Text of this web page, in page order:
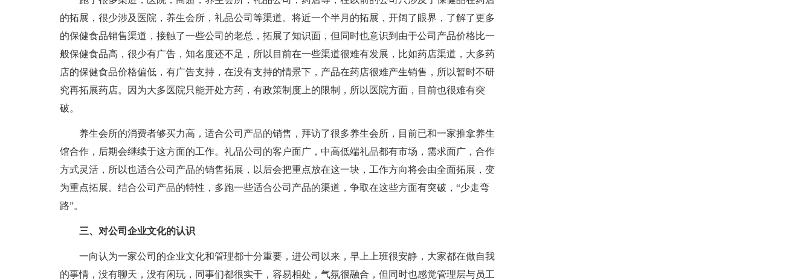
的拓展，很少涉及医院，养生会所，礼品公司等渠道。将近一个半月的拓展，开阔了眼界，了解了更多
的保健食品销售渠道，接触了一些公司的老总，拓展了知识面，但同时也意识到由于公司产品价格比一
般保健食品高，很少有广告，知名度还不足，所以目前在一些渠道很难有发展，比如药店渠道，大多药
店的保健食品价格偏低，有广告支持，在没有支持的情景下，产品在药店很难产生销售，所以暂时不研
究再拓展药店。因为大多医院只能开处方药，有政策制度上的限制，所以医院方面，目前也很难有突
破。
养生会所的消费者够买力高，适合公司产品的销售，拜访了很多养生会所，目前已和一家推拿养生
馆合作，后期会继续于这方面的工作。礼品公司的客户面广，中高低端礼品都有市场，需求面广，合作
方式灵活，所以也适合公司产品的销售拓展，以后会把重点放在这一块，工作方向将会由全面拓展，变
为重点拓展。结合公司产品的特性，多跑一些适合公司产品的渠道，争取在这些方面有突破，“少走弯
路”。
三、对公司企业文化的认识
一向认为一家公司的企业文化和管理都十分重要，进公司以来，早上上班很安静，大家都在做自我
的事情，没有聊天，没有闲玩，同事们都很实干，容易相处，气氛很融合，但同时也感觉管理层与员工